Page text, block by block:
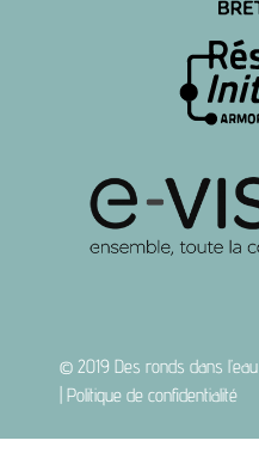
© 2019 Des ronds dans l’eau
Politique de confidentialité